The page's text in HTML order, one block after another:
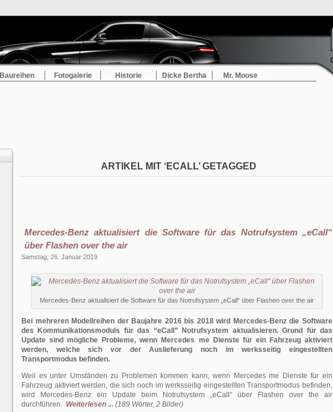
Baureihen Fotogalerie Historie Dicke Bertha Mr. Moose
ARTIKEL MIT ‘ECALL’ GETAGGED
Mercedes-Benz aktualisiert die Software für das Notrufsystem „eCall“
über Flashen over the air
Samstag, 26. Januar 2019
Mercedes-Benz aktualisiert die Software für das Notrufsystem „eCall“ über Flashen over the air
Bei mehreren Modellreihen der Baujahre 2016 bis 2018 wird Mercedes-Benz die Software
des Kommunikationsmoduls für das “eCall” Notrufsystem aktualisieren. Grund für das
Update sind mögliche Probleme, wenn Mercedes me Dienste für ein Fahrzeug aktiviert
werden, welche sich vor der Auslieferung noch im werksseitig eingestellten
Transportmodus befinden.
Weil es unter Umständen zu Problemen kommen kann, wenn Mercedes me Dienste für ein
Fahrzeug aktiviert werden, die sich noch im werksseitig eingestellten Transportmodus befinden,
wird Mercedes-Benz ein Update beim Notrufsystem „eCall“ über Flashen over the air
durchführen. Weiterlesen ... (189 Wörter, 2 Bilder)